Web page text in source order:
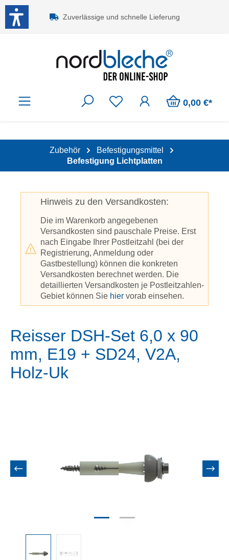
Zum Hauptinhalt springen
Zuverlässige und schnelle Lieferung
0,00 €*
Zubehör
Befestigungsmittel
Befestigung Lichtplatten
Hinweis zu den Versandkosten:
Die im Warenkorb angegebenen
Versandkosten sind pauschale Preise. Erst
nach Eingabe Ihrer Postleitzahl (bei der
Registrierung, Anmeldung oder
Gastbestellung) können die konkreten
Versandkosten berechnet werden. Die
detaillierten Versandkosten je Postleitzahlen-
Gebiet können Sie hier vorab einsehen.
Reisser DSH-Set 6,0 x 90
mm, E19 + SD24, V2A,
Holz-Uk